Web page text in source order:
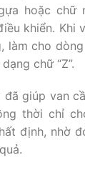
hoặc chữ
khiển. Khi
làm cho
chữ “Z”.
đã giúp van
thời chỉ
định, nhờ